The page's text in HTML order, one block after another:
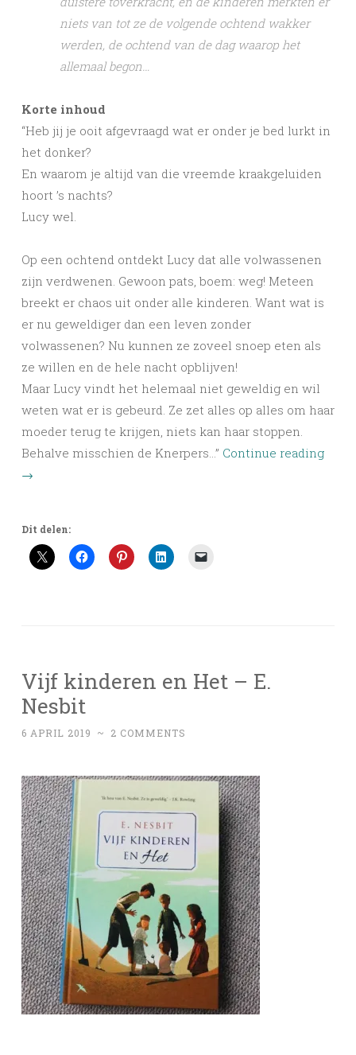
niets van tot ze de volgende ochtend wakker
werden, de ochtend van de dag waarop het
allemaal begon…
Korte inhoud
“Heb jij je ooit afgevraagd wat er onder je bed lurkt in
het donker?
En waarom je altijd van die vreemde kraakgeluiden
hoort ’s nachts?
Lucy wel.
Op een ochtend ontdekt Lucy dat alle volwassenen
zijn verdwenen. Gewoon pats, boem: weg! Meteen
breekt er chaos uit onder alle kinderen. Want wat is
er nu geweldiger dan een leven zonder
volwassenen? Nu kunnen ze zoveel snoep eten als
ze willen en de hele nacht opblijven!
Maar Lucy vindt het helemaal niet geweldig en wil
weten wat er is gebeurd. Ze zet alles op alles om haar
moeder terug te krijgen, niets kan haar stoppen.
Behalve misschien de Knerpers…” Continue reading
→
Dit delen:
Vijf kinderen en Het – E.
Nesbit
6 APRIL 2019 ~ 2 COMMENTS